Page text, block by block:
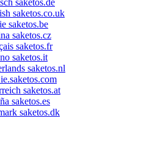
saketos.co.uk
saketos.be
saketos.cz
saketos.fr
saketos.it
saketos.nl
ie.saketos.com
saketos.at
saketos.es
saketos.dk